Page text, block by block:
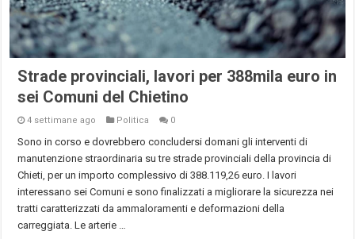
Strade provinciali, lavori per 388mila euro in
sei Comuni del Chietino
4 settimane ago Politica 0
Sono in corso e dovrebbero concludersi domani gli interventi di
manutenzione straordinaria su tre strade provinciali della provincia di
Chieti, per un importo complessivo di 388.119,26 euro. I lavori
interessano sei Comuni e sono finalizzati a migliorare la sicurezza nei
tratti caratterizzati da ammaloramenti e deformazioni della
carreggiata. Le arterie …